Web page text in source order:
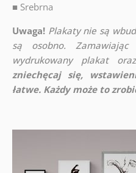
■ Srebrna
Uwaga! Plakaty nie są
są osobno.
wydrukowany plakat
zniechęcaj się,
łatwe. Każdy może to